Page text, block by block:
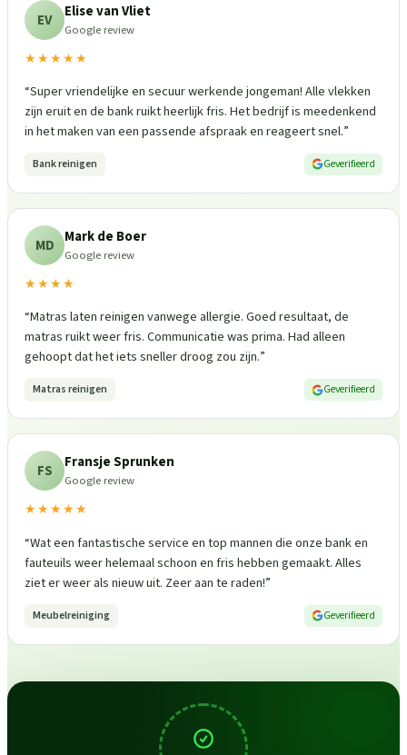
EV Elise van Vliet
Google review
★★★★★
“Super vriendelijke en secuur werkende jongeman! Alle vlekken
zijn eruit en de bank ruikt heerlijk fris. Het bedrijf is meedenkend
in het maken van een passende afspraak en reageert snel.”
Bank reinigen Geverifieerd
MD Mark de Boer
Google review
★★★★
“Matras laten reinigen vanwege allergie. Goed resultaat, de
matras ruikt weer fris. Communicatie was prima. Had alleen
gehoopt dat het iets sneller droog zou zijn.”
Matras reinigen Geverifieerd
FS Fransje Sprunken
Google review
★★★★★
“Wat een fantastische service en top mannen die onze bank en
fauteuils weer helemaal schoon en fris hebben gemaakt. Alles
ziet er weer als nieuw uit. Zeer aan te raden!”
Meubelreiniging Geverifieerd